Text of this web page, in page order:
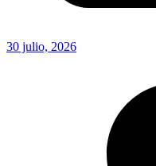
30 julio, 2026